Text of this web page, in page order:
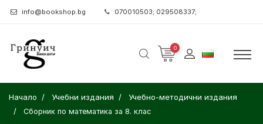
info@bookshop.bg 070010503; 029508337;
0
Начало Учебни издания Учебно-методични издания
Сборник по математика за 8. клас